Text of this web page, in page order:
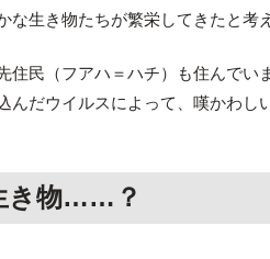
生き物たちが繁栄してきたと考
住民（フアハ＝ハチ）も住んでい
んだウイルスによって、嘆かわし
き物……？